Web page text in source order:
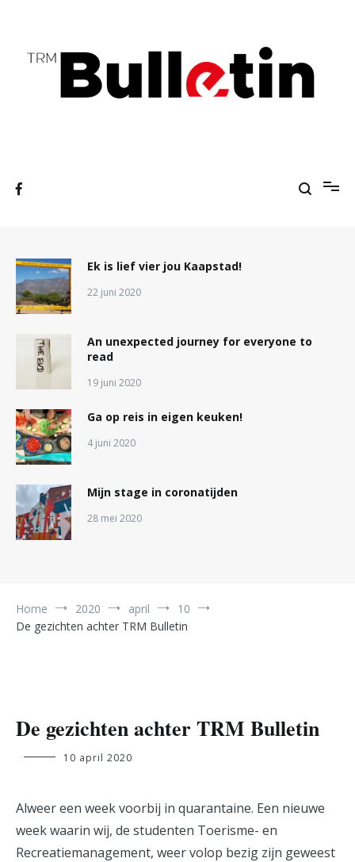
inhoud
Ek is lief vier jou Kaapstad!
22 juni 2020
An unexpected journey for everyone to
read
19 juni 2020
Ga op reis in eigen keuken!
4 juni 2020
Mijn stage in coronatijden
28 mei 2020
Home 2020 april
10
De gezichten achter TRM Bulletin
De gezichten achter TRM Bulletin
emmy.de.maertelaere@student.ehb.be
10 april 2020
Alweer een week voorbij in quarantaine. Een nieuwe
week waarin wij, de studenten Toerisme- en
Recreatiemanagement, weer volop bezig zijn geweest